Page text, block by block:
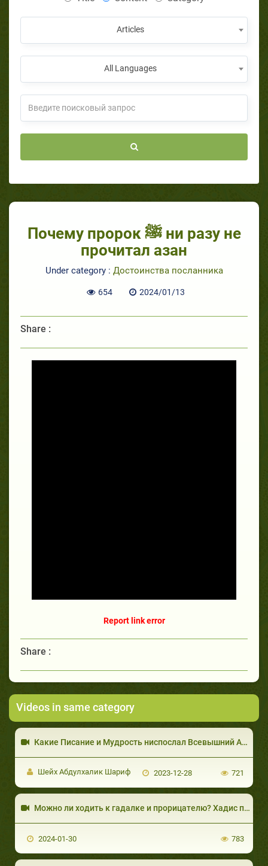
Articles
All Languages
Почему пророк ﷺ ни разу не
прочитал азан
Under category : Достоинства посланника
654 2024/01/13
Share :
Report link error
Share :
Videos in same category
Шейх Абдулхалик Шариф 2023-12-28 721
2024-01-30 783